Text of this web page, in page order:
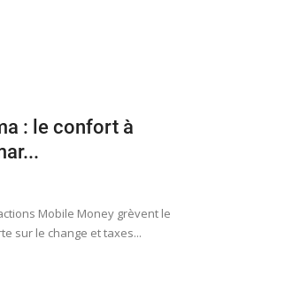
: le confort à
Mobile Money grèvent le
sur le change et taxes...